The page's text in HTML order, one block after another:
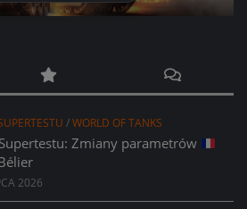
/WORLD OF TANKS
Zmiany parametrów
2026